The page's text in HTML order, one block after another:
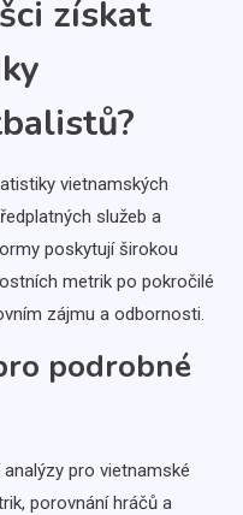
získat
vietnamských
služeb a
poskytují širokou
metrik po pokročilé
zájmu a odbornosti.
podrobné
pro vietnamské
porovnání hráčů a